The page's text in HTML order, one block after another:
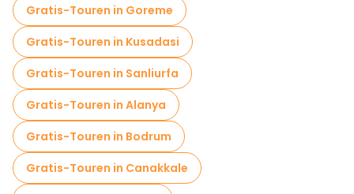
Gratis-Touren in Goreme
Gratis-Touren in Kusadasi
Gratis-Touren in Sanliurfa
Gratis-Touren in Alanya
Gratis-Touren in Bodrum
Gratis-Touren in Canakkale